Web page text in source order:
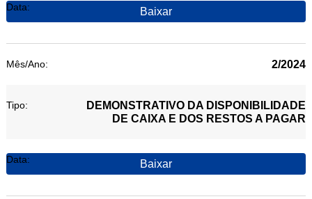
Baixar
2/2024
DEMONSTRATIVO DA DISPONIBILIDADE
DE CAIXA E DOS RESTOS A PAGAR
Baixar